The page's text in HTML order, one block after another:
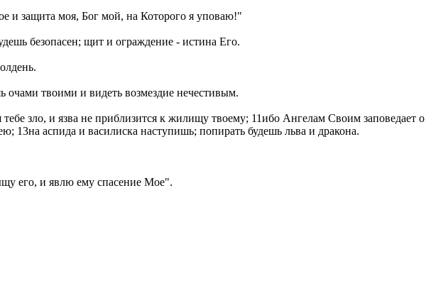
и защита моя, Бог мой, на Которого я уповаю!"
безопасен; щит и ограждение - истина Его.
очами твоими и видеть возмездие нечестивым.
зло, и язва не приблизится к жилищу твоему; 11ибо Ангелам Своим заповедает о
13на аспида и василиска наступишь; попирать будешь льва и дракона.
его, и явлю ему спасение Мое".